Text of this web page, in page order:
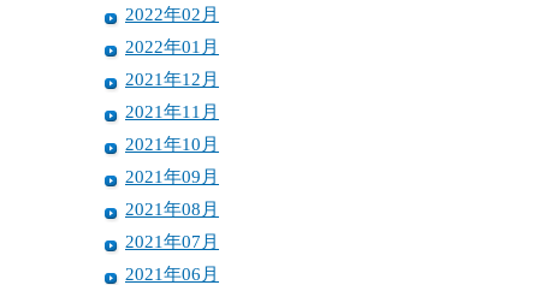
2022年02月
2022年01月
2021年12月
2021年11月
2021年10月
2021年09月
2021年08月
2021年07月
2021年06月